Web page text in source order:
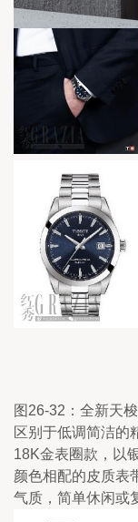
图26-32：全新天
区别于低调简洁的
18K金表圈款，以
颜色相配的皮质表
气质，简单休闲或